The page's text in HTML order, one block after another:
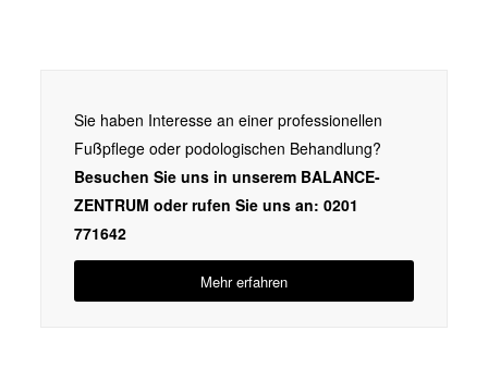
Sie haben Interesse an einer professionellen
Fußpflege oder podologischen Behandlung?
Besuchen Sie uns in unserem BALANCE-
ZENTRUM oder rufen Sie uns an: 0201
771642
Mehr erfahren